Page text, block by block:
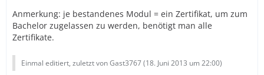
Anmerkung: je bestandenes Modul = ein Zertifikat, um zum
Bachelor zugelassen zu werden, benötigt man alle
Zertifikate.
Einmal editiert, zuletzt von Gast3767 (18. Juni 2013 um 22:00)